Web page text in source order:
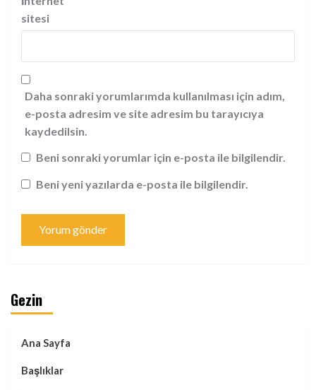
sitesi
Daha sonraki yorumlarımda kullanılması için adım,
e-posta adresim ve site adresim bu tarayıcıya
kaydedilsin.
Beni sonraki yorumlar için e-posta ile bilgilendir.
Beni yeni yazılarda e-posta ile bilgilendir.
Gezin
Ana Sayfa
Başlıklar